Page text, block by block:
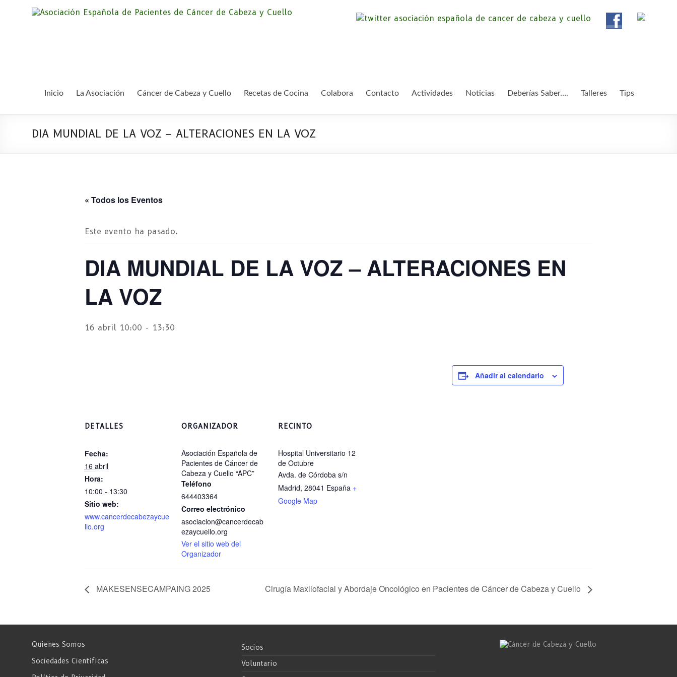
Asociación Española de Pacientes de
Somos la Asociación Española de Pacientes de Cáncer de Cabeza y cuello «APC», una
asociación sin animo de lucro que pretendemos apoyar a pacientes y familiares.
Inicio La Asociación Cáncer de Cabeza y Cuello Recetas de Cocina Colabora Contacto Actividades Noticias Deberías Saber…. Talleres Tips
DIA MUNDIAL DE LA VOZ – ALTERACIONES EN LA VOZ
« Todos los Eventos
Este evento ha pasado.
DIA MUNDIAL DE LA VOZ – ALTERACIONES EN
LA VOZ
16 abril 10:00 - 13:30
Añadir al calendario
DETALLES
Fecha:
16 abril
Hora:
10:00 - 13:30
Sitio web:
www.cancerdecabezaycue
llo.org
ORGANIZADOR
Asociación Española de
Pacientes de Cáncer de
Cabeza y Cuello “APC”
Teléfono
644403364
Correo electrónico
asociacion@cancerdecab
ezaycuello.org
Ver el sitio web del
Organizador
RECINTO
Hospital Universitario 12
de Octubre
Avda. de Córdoba s/n
Madrid, 28041 España +
Google Map
MAKESENSECAMPAING 2025 Cirugía Maxilofacial y Abordaje Oncológico en Pacientes de Cáncer de Cabeza y Cuello
Quienes Somos
Sociedades Científicas
Socios
Voluntario